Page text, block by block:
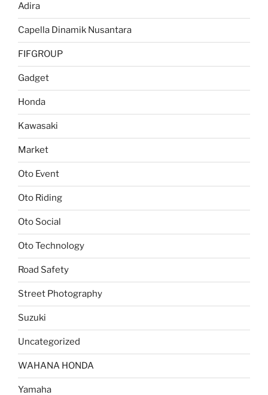
Adira
Capella Dinamik Nusantara
FIFGROUP
Gadget
Honda
Kawasaki
Market
Oto Event
Oto Riding
Oto Social
Oto Technology
Road Safety
Street Photography
Suzuki
Uncategorized
WAHANA HONDA
Yamaha